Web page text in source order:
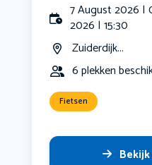
7 August 2026
2026 | 15:30
Zuiderdijk...
6 plekken
Fietsen